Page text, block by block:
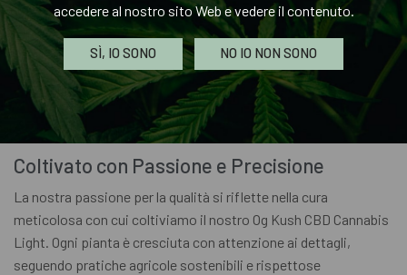
accedere al nostro sito Web e vedere il contenuto.
SÌ, IO SONO NO IO NON SONO
una combinazione di terpeni che non solo delizia il tuo palato
ma offre anche una nota terapeutica. I profumi floreali e
terrosi si fondono armoniosamente, creando un’atmosfera
accogliente e rilassante. Approfitta della natura terapeutica e
dell’aroma del nostro prodotto per un momento di puro
piacere.
Coltivato con Passione e Precisione
La nostra passione per la qualità si riflette nella cura
meticolosa con cui coltiviamo il nostro Og Kush CBD Cannabis
Light. Ogni pianta è cresciuta con attenzione ai dettagli,
seguendo pratiche agricole sostenibili e rispettose